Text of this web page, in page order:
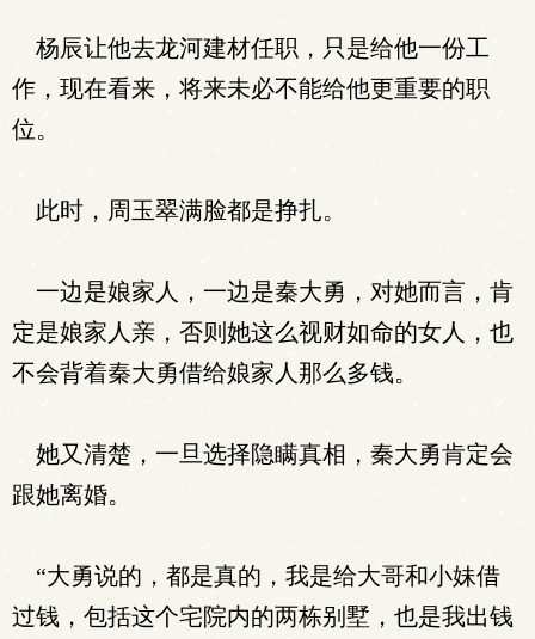
杨辰让他去龙河建材任职，只是给他一份工
作，现在看来，将来未必不能给他更重要的职
位。
此时，周玉翠满脸都是挣扎。
一边是娘家人，一边是秦大勇，对她而言，肯
定是娘家人亲，否则她这么视财如命的女人，也
不会背着秦大勇借给娘家人那么多钱。
她又清楚，一旦选择隐瞒真相，秦大勇肯定会
跟她离婚。
“大勇说的，都是真的，我是给大哥和小妹借
过钱，包括这个宅院内的两栋别墅，也是我出钱